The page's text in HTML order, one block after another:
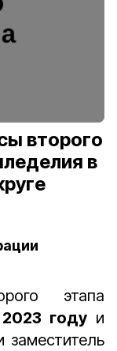
второго
в
этапа
2023 году и
заместитель